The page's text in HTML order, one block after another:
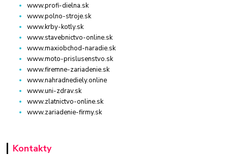
www.profi-dielna.sk
www.polno-stroje.sk
www.krby-kotly.sk
www.stavebnictvo-online.sk
www.maxiobchod-naradie.sk
www.moto-prislusenstvo.sk
www.firemne-zariadenie.sk
www.nahradnediely.online
www.uni-zdrav.sk
www.zlatnictvo-online.sk
www.zariadenie-firmy.sk
Kontakty